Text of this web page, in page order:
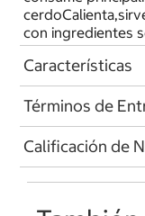
con ingredientes
Características
Términos de
Calificación de